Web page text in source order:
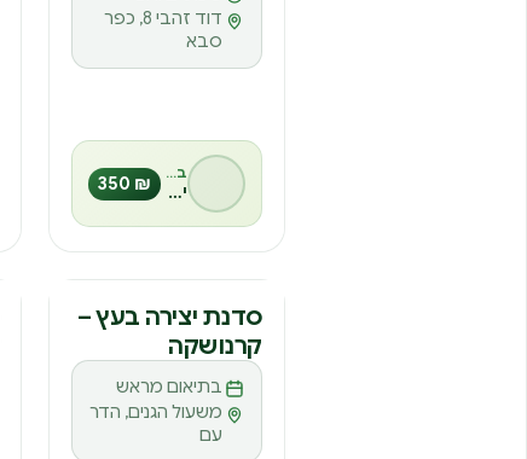
דוד זהבי 8, כפר
סבא
₪ 350
ס
סדנת יצירה בעץ –
קרנושקה
בתיאום מראש
משעול הגנים, הדר
עם